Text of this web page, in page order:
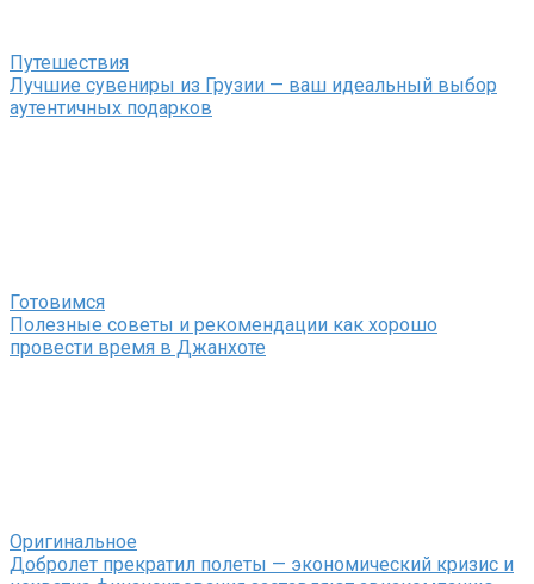
Путешествия
Лучшие сувениры из Грузии — ваш идеальный выбор
аутентичных подарков
Готовимся
Полезные советы и рекомендации как хорошо
провести время в Джанхоте
Оригинальное
Добролет прекратил полеты — экономический кризис и